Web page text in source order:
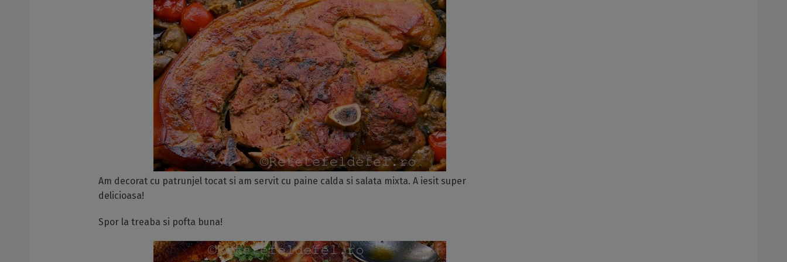
Am decorat cu patrunjel tocat si am servit cu paine calda si salata mixta. A iesit super
delicioasa!
Spor la treaba si pofta buna!